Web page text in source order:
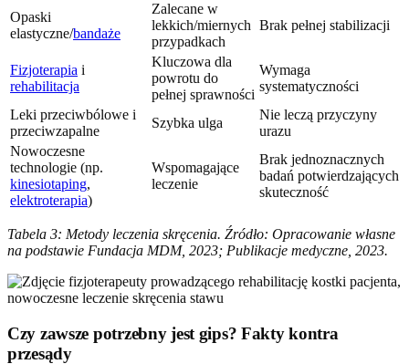
Opaski
elastyczne/bandaże
Zalecane w
lekkich/miernych
przypadkach
Brak pełnej stabilizacji
Fizjoterapia i
rehabilitacja
Kluczowa dla
powrotu do
pełnej sprawności
Wymaga
systematyczności
Leki przeciwbólowe i
przeciwzapalne
Szybka ulga
Nie leczą przyczyny
urazu
Nowoczesne
technologie (np.
kinesiotaping,
elektroterapia)
Wspomagające
leczenie
Brak jednoznacznych
badań potwierdzających
skuteczność
Tabela 3: Metody leczenia skręcenia. Źródło: Opracowanie własne
na podstawie Fundacja MDM, 2023; Publikacje medyczne, 2023.
Czy zawsze potrzebny jest gips? Fakty kontra
przesądy